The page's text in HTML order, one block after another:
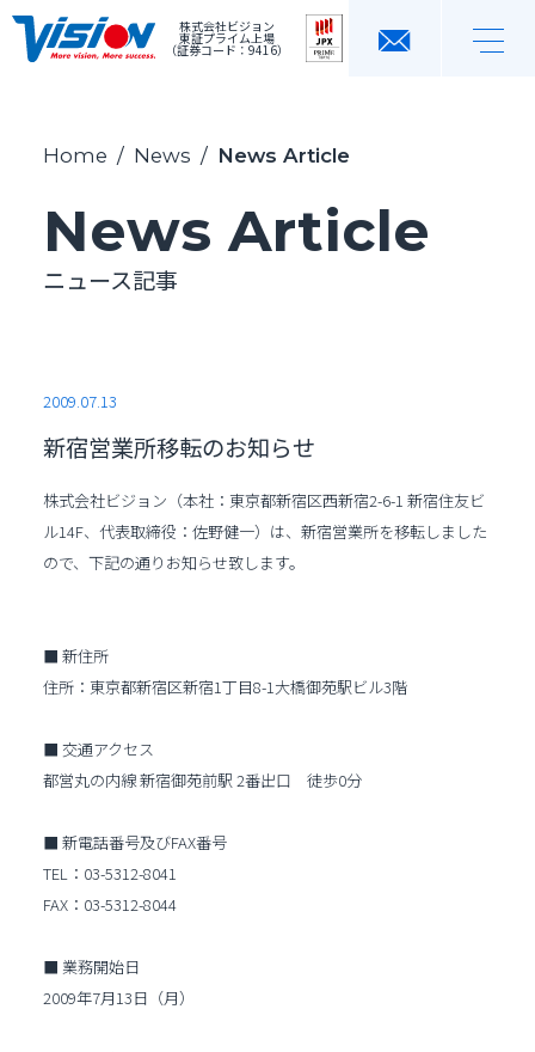
株式会社ビジョン
東証プライム上場
（証券コード：9416）
Home / News / News Article
News Article
ニュース記事
2009.07.13
新宿営業所移転のお知らせ
株式会社ビジョン（本社：東京都新宿区西新宿2-6-1 新宿住友ビ
ル14F、代表取締役：佐野健一）は、新宿営業所を移転しました
ので、下記の通りお知らせ致します。
■ 新住所
住所：東京都新宿区新宿1丁目8-1大橋御苑駅ビル3階
■ 交通アクセス
都営丸の内線 新宿御苑前駅 2番出口 徒歩0分
■ 新電話番号及びFAX番号
TEL：03-5312-8041
FAX：03-5312-8044
■ 業務開始日
2009年7月13日（月）